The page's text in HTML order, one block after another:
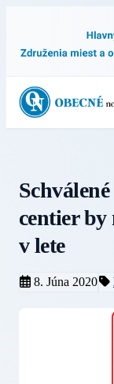
centier
v lete
8. Júna 2020